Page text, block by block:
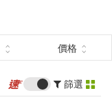
價格
篩選